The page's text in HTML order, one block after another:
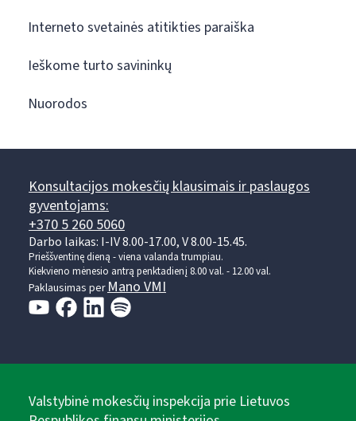
Interneto svetainės atitikties paraiška
Ieškome turto savininkų
Nuorodos
Konsultacijos mokesčių klausimais ir paslaugos
gyventojams:
+370 5 260 5060
Darbo laikas: I-IV 8.00-17.00, V 8.00-15.45.
Prieššventinę dieną - viena valanda trumpiau.
Kiekvieno mėnesio antrą penktadienį 8.00 val. - 12.00 val.
Paklausimas perMano VMI
Valstybinė mokesčių inspekcija prie Lietuvos